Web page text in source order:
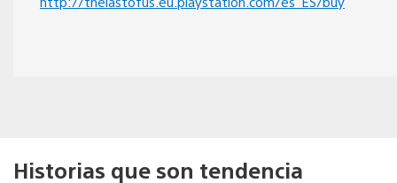
Historias que son tendencia